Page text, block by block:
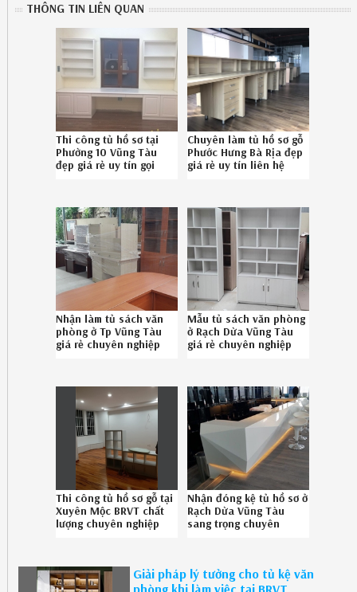
THÔNG TIN LIÊN QUAN
Thi công tủ hồ sơ tại
Phường 10 Vũng Tàu
đẹp giá rẻ uy tín gọi
Chuyên làm tủ hồ sơ gỗ
Phước Hưng Bà Rịa đẹp
giá rẻ uy tín liên hệ
Nhận làm tủ sách văn
phòng ở Tp Vũng Tàu
giá rẻ chuyên nghiệp
Mẫu tủ sách văn phòng
ở Rạch Dừa Vũng Tàu
giá rẻ chuyên nghiệp
Thi công tủ hồ sơ gỗ tại
Xuyên Mộc BRVT chất
lượng chuyên nghiệp
Nhận đóng kệ tủ hồ sơ ở
Rạch Dừa Vũng Tàu
sang trọng chuyên
Giải pháp lý tưởng cho tủ kệ văn